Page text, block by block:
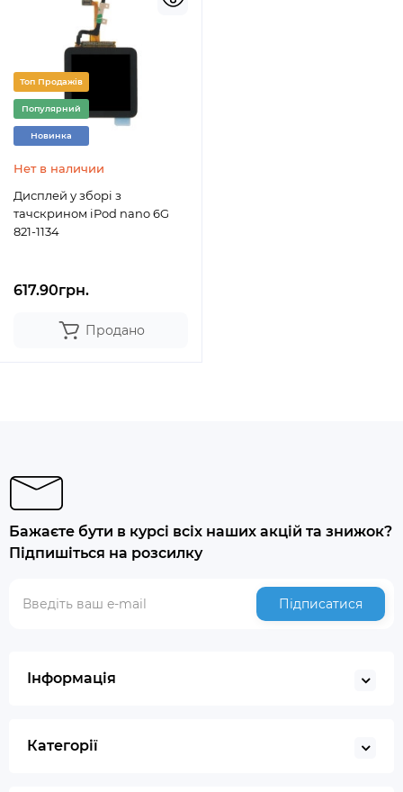
Топ Продажів
Популярний
Новинка
Нет в наличии
Дисплей у зборі з
тачскрином iPod nano 6G
821-1134
617.90грн.
Продано
Бажаєте бути в курсі всіх наших акцій та знижок?
Підпишіться на розсилку
Підписатися
Інформація
Категорії